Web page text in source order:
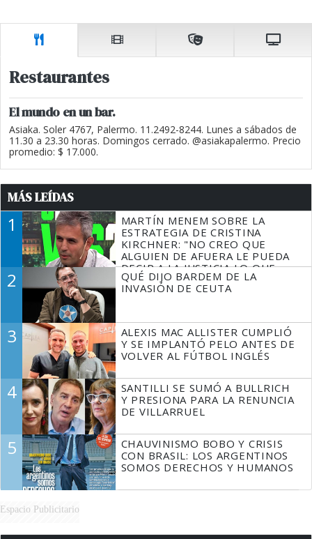
Restaurantes
El mundo en un bar.
Asiaka. Soler 4767, Palermo. 11.2492-8244. Lunes a sábados de
11.30 a 23.30 horas. Domingos cerrado. @asiakapalermo. Precio
promedio: $ 17.000.
MÁS LEÍDAS
1
MARTÍN MENEM SOBRE LA
ESTRATEGIA DE CRISTINA
KIRCHNER: "NO CREO QUE
ALGUIEN DE AFUERA LE PUEDA
DECIR A LA JUSTICIA LO QUE
TIENE QUE HACER"
2
QUÉ DIJO BARDEM DE LA
INVASIÓN DE CEUTA
3
ALEXIS MAC ALLISTER CUMPLIÓ
Y SE IMPLANTÓ PELO ANTES DE
VOLVER AL FÚTBOL INGLÉS
4
SANTILLI SE SUMÓ A BULLRICH
Y PRESIONA PARA LA RENUNCIA
DE VILLARRUEL
5
CHAUVINISMO BOBO Y CRISIS
CON BRASIL: LOS ARGENTINOS
SOMOS DERECHOS Y HUMANOS
Espacio Publicitario